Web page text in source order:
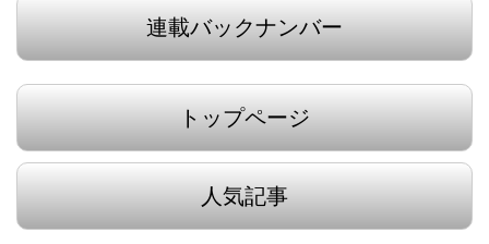
連載バックナンバー
トップページ
人気記事